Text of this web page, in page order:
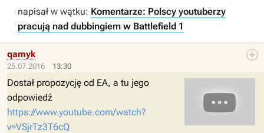
napisał w wątku: Komentarze: Polscy youtuberzy
pracują nad dubbingiem w Battlefield 1
25.07.2016 13:30
qamyk
Dostał propozycję od EA, a tu jego
odpowiedź
https://www.youtube.com/watch?
v=VSjrTz3T6cQ